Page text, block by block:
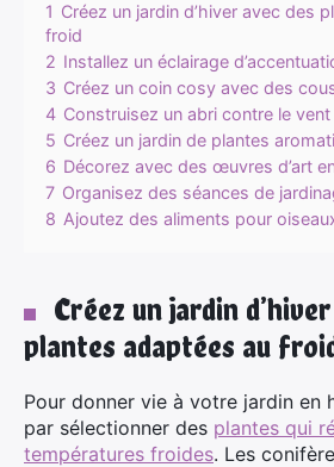
1 Créez un jardin d’hiver avec des
froid
2 Installez un éclairage
3 Créez un coin cosy avec des
4 Construisez un abri contre le vent
5 Créez un jardin de plantes
6 Décorez avec des œuvres d’art
7 Organisez des séances de
8 Ajoutez des aliments pour
Créez un jardin
plantes adaptées au
Pour donner vie à votre jardin en
par sélectionner des plantes qui
températures froides. Les